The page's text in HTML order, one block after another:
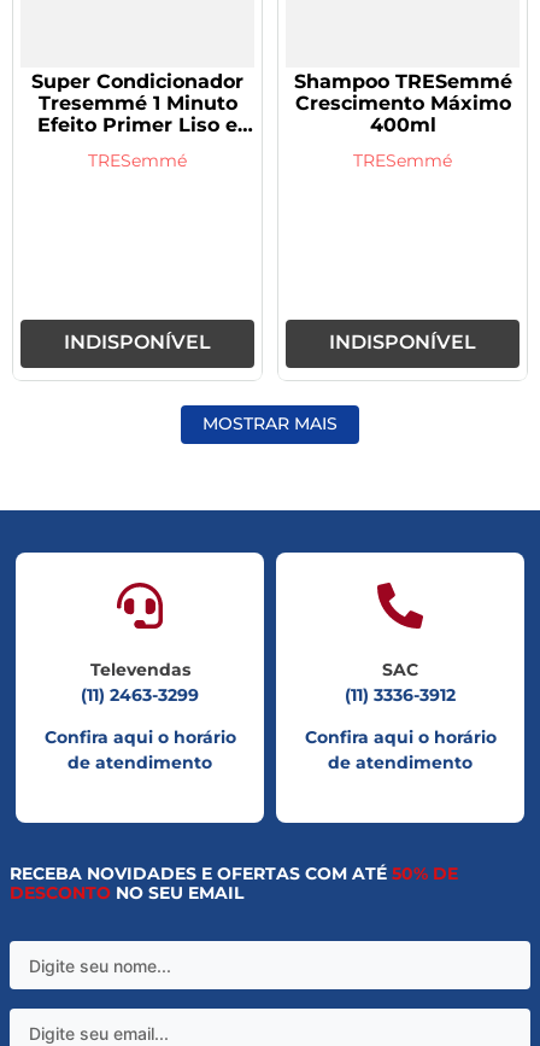
Super Condicionador
Tresemmé 1 Minuto
Efeito Primer Liso e
TRESemmé
INDISPONÍVEL
Shampoo TRESemmé
Crescimento Máximo
400ml
TRESemmé
INDISPONÍVEL
MOSTRAR MAIS
Televendas
(11) 2463-3299
Confira aqui o horário
de atendimento
SAC
(11) 3336-3912
Confira aqui o horário
de atendimento
RECEBA NOVIDADES E OFERTAS COM ATÉ 50% DE
DESCONTO NO SEU EMAIL